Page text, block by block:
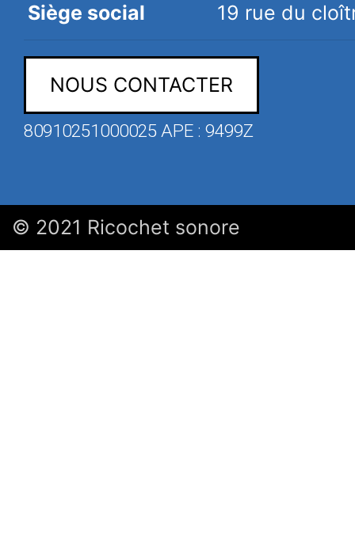
Siège social 19 rue du
NOUS CONTACTER
80910251000025 APE : 9499Z
© 2021 Ricochet sonore